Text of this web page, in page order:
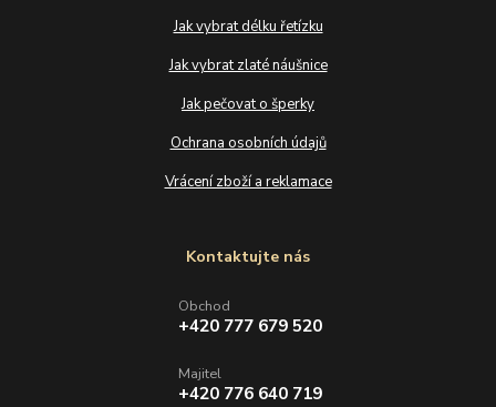
Jak vybrat délku řetízku
Jak vybrat zlaté náušnice
Jak pečovat o šperky
Ochrana osobních údajů
Vrácení zboží a reklamace
Kontaktujte nás
Obchod
+420 777 679 520
Majitel
+420 776 640 719